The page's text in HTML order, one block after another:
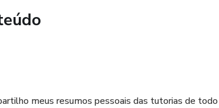
meus resumos pessoais das tutorias de todo